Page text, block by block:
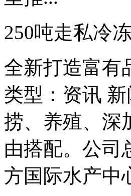
250吨走私冷
全新打造富有
类型：资讯
捞、养殖、深
由搭配。公司
方国际水产中